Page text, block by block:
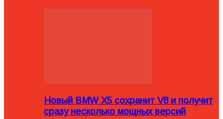
Новый BMW X5 сохранит V8 и получит
сразу несколько мощных версий